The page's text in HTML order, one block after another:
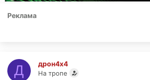
Реклама
Д дрон4х4
На тропе